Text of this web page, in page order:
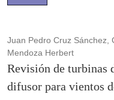
Juan Pedro Cruz Sánchez,
Mendoza Herbert
Revisión de turbinas
difusor para vientos